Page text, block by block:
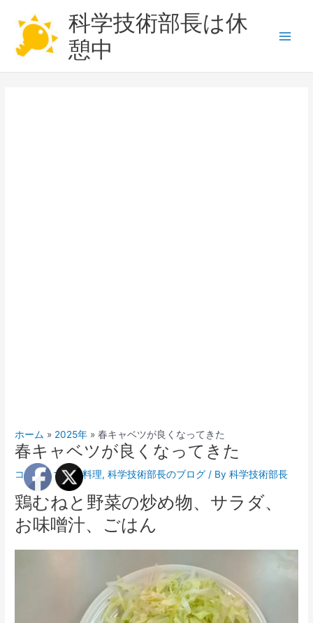
科学技術部長は休
憩中
ホーム 2025年 春キャベツが良くなってきた
春キャベツが良くなってきた
コメントする /料理,科学技術部長のブログ / By科学技術部長
鶏むねと野菜の炒め物、サラダ、
お味噌汁、ごはん